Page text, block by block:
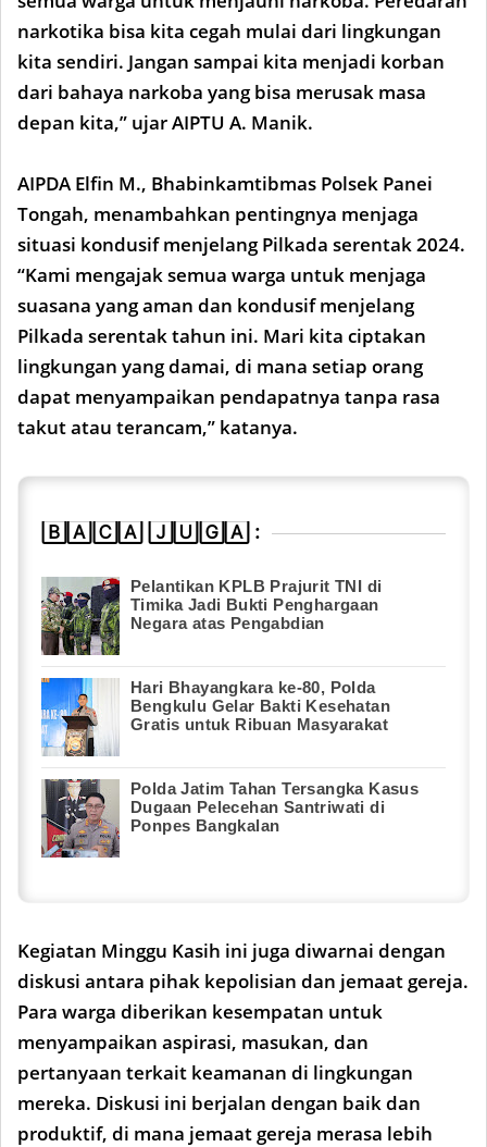
narkotika bisa kita cegah mulai dari lingkungan
kita sendiri. Jangan sampai kita menjadi korban
dari bahaya narkoba yang bisa merusak masa
depan kita,” ujar AIPTU A. Manik.
AIPDA Elfin M., Bhabinkamtibmas Polsek Panei
Tongah, menambahkan pentingnya menjaga
situasi kondusif menjelang Pilkada serentak 2024.
“Kami mengajak semua warga untuk menjaga
suasana yang aman dan kondusif menjelang
Pilkada serentak tahun ini. Mari kita ciptakan
lingkungan yang damai, di mana setiap orang
dapat menyampaikan pendapatnya tanpa rasa
takut atau terancam,” katanya.
🄱🄰🄲🄰 🄹🅄🄶🄰 :
Pelantikan KPLB Prajurit TNI di
Timika Jadi Bukti Penghargaan
Negara atas Pengabdian
Hari Bhayangkara ke-80, Polda
Bengkulu Gelar Bakti Kesehatan
Gratis untuk Ribuan Masyarakat
Polda Jatim Tahan Tersangka Kasus
Dugaan Pelecehan Santriwati di
Ponpes Bangkalan
Kegiatan Minggu Kasih ini juga diwarnai dengan
diskusi antara pihak kepolisian dan jemaat gereja.
Para warga diberikan kesempatan untuk
menyampaikan aspirasi, masukan, dan
pertanyaan terkait keamanan di lingkungan
mereka. Diskusi ini berjalan dengan baik dan
produktif, di mana jemaat gereja merasa lebih